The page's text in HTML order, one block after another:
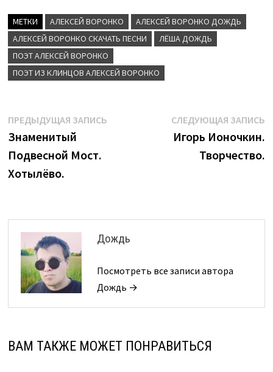
МЕТКИ АЛЕКСЕЙ ВОРОНКО
АЛЕКСЕЙ ВОРОНКО ДОЖДЬ
АЛЕКСЕЙ ВОРОНКО СКАЧАТЬ ПЕСНИ
ЛЁША ДОЖДЬ
ПОЭТ АЛЕКСЕЙ ВОРОНКО
ПОЭТ ИЗ КЛИНЦОВ АЛЕКСЕЙ ВОРОНКО
Навигация
по
записям
ПРЕДЫДУЩАЯ ЗАПИСЬПредыдущая
Знаменитый
Подвесной Мост.
Хотылёво.
СЛЕДУЮЩАЯ ЗАПИСЬ
Игорь Ионочкин.
Творчество.
Дождь
Посмотреть все записи автора
Дождь →
ВАМ ТАКЖЕ МОЖЕТ ПОНРАВИТЬСЯ